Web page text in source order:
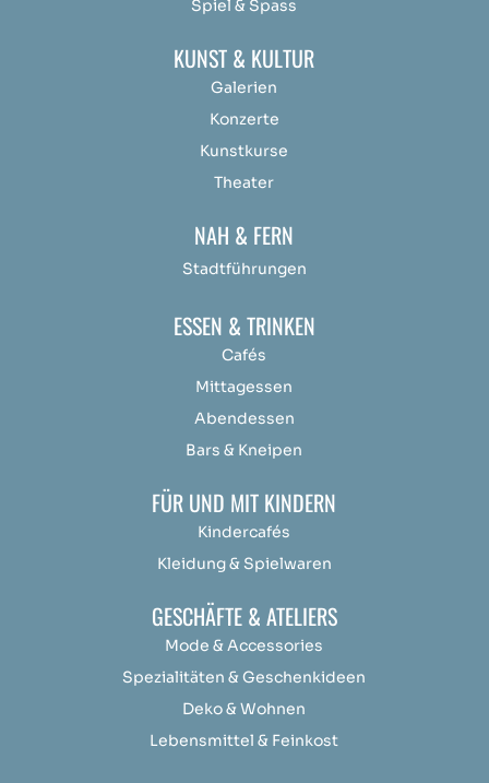
Spiel & Spass
KUNST & KULTUR
Galerien
Konzerte
Kunstkurse
Theater
NAH & FERN
Stadtführungen
ESSEN & TRINKEN
Cafés
Mittagessen
Abendessen
Bars & Kneipen
FÜR UND MIT KINDERN
Kindercafés
Kleidung & Spielwaren
GESCHÄFTE & ATELIERS
Mode & Accessories
Spezialitäten & Geschenkideen
Deko & Wohnen
Lebensmittel & Feinkost